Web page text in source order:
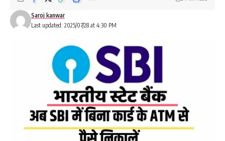
Last updated: 2025/07/28 at 4:30 PM
Saroj kanwar